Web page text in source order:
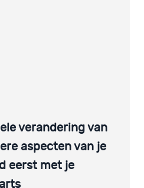
verandering van
aspecten van je
eerst met je